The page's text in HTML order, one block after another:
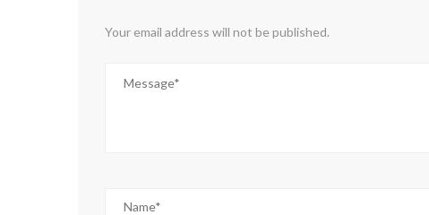
Your email address will not be published.